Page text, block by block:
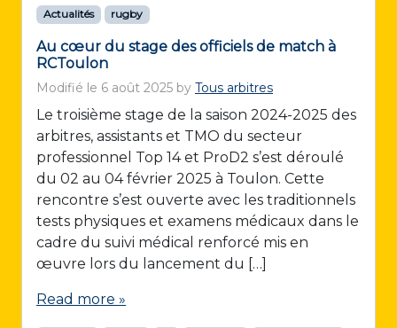
Actualités rugby
Au cœur du stage des officiels de match à
RCToulon
Modifié le 6 août 2025 by Tous arbitres
Le troisième stage de la saison 2024-2025 des
arbitres, assistants et TMO du secteur
professionnel Top 14 et ProD2 s’est déroulé
du 02 au 04 février 2025 à Toulon. Cette
rencontre s’est ouverte avec les traditionnels
tests physiques et examens médicaux dans le
cadre du suivi médical renforcé mis en
œuvre lors du lancement du […]
Read more »